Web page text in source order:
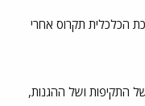
הכלכלית תקרוס אחרי
התקיפות ושל ההגנות,